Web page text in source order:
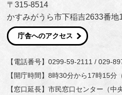
〒315-8514
かすみがうら市下稲吉2633番地
庁舎へのアクセス
【電話番号】0299-59-2111 / 029-
【開庁時間】8時30分から17時15分
【窓口延長】市民窓口センター（中